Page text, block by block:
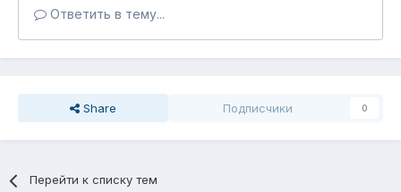
Ответить в тему...
Share Подписчики 0
Перейти к списку тем